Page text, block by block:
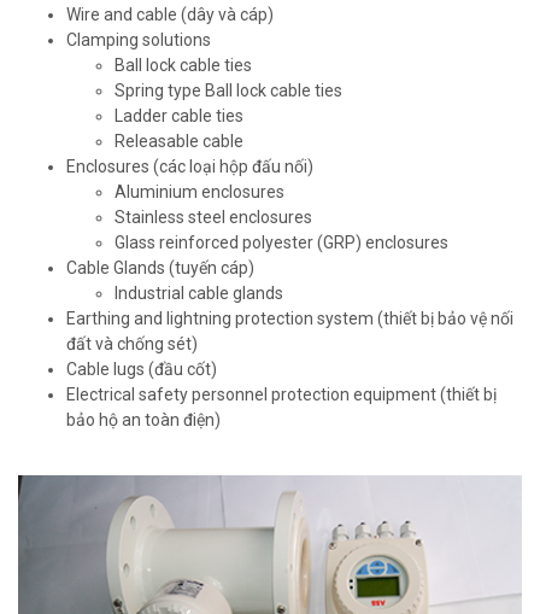
Wire and cable (dây và cáp)
Clamping solutions
Ball lock cable ties
Spring type Ball lock cable ties
Ladder cable ties
Releasable cable
Enclosures (các loại hộp đấu nối)
Aluminium enclosures
Stainless steel enclosures
Glass reinforced polyester (GRP) enclosures
Cable Glands (tuyến cáp)
Industrial cable glands
Earthing and lightning protection system (thiết bị bảo vệ nối
đất và chống sét)
Cable lugs (đầu cốt)
Electrical safety personnel protection equipment (thiết bị
bảo hộ an toàn điện)